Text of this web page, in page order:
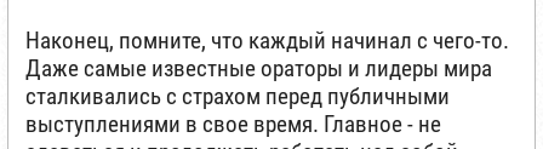
Наконец, помните, что каждый начинал с чего-то.
Даже самые известные ораторы и лидеры мира
сталкивались с страхом перед публичными
выступлениями в свое время. Главное - не